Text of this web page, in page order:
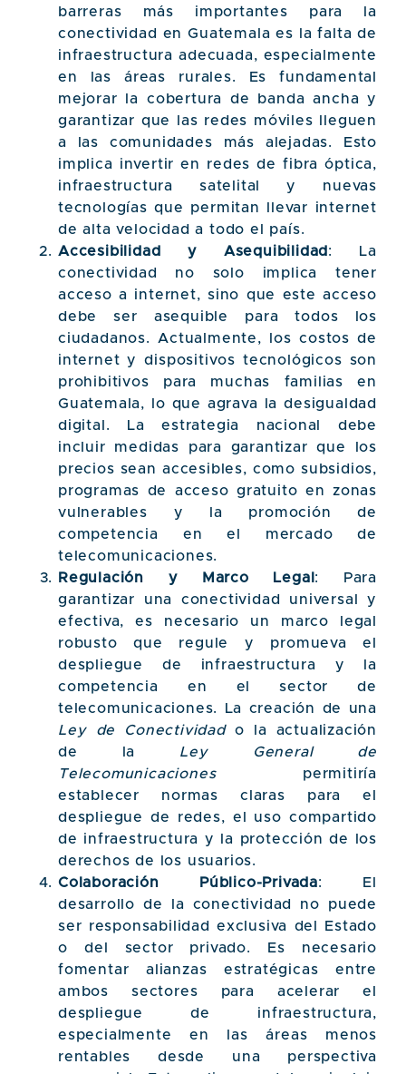
barreras más importantes para la
conectividad en Guatemala es la falta de
infraestructura adecuada, especialmente
en las áreas rurales. Es fundamental
mejorar la cobertura de banda ancha y
garantizar que las redes móviles lleguen
a las comunidades más alejadas. Esto
implica invertir en redes de fibra óptica,
infraestructura satelital y nuevas
tecnologías que permitan llevar internet
de alta velocidad a todo el país.
Accesibilidad y Asequibilidad : La
conectividad no solo implica tener
acceso a internet, sino que este acceso
debe ser asequible para todos los
ciudadanos. Actualmente, los costos de
internet y dispositivos tecnológicos son
prohibitivos para muchas familias en
Guatemala, lo que agrava la desigualdad
digital. La estrategia nacional debe
incluir medidas para garantizar que los
precios sean accesibles, como subsidios,
programas de acceso gratuito en zonas
vulnerables y la promoción de
competencia en el mercado de
telecomunicaciones.
Regulación y Marco Legal : Para
garantizar una conectividad universal y
efectiva, es necesario un marco legal
robusto que regule y promueva el
despliegue de infraestructura y la
competencia en el sector de
telecomunicaciones. La creación de una
Ley de Conectividado la actualización
de la Ley General de
Telecomunicacionespermitiría
establecer normas claras para el
despliegue de redes, el uso compartido
de infraestructura y la protección de los
derechos de los usuarios.
Colaboración Público-Privada: El
desarrollo de la conectividad no puede
ser responsabilidad exclusiva del Estado
o del sector privado. Es necesario
fomentar alianzas estratégicas entre
ambos sectores para acelerar el
despliegue de infraestructura,
especialmente en las áreas menos
rentables desde una perspectiva